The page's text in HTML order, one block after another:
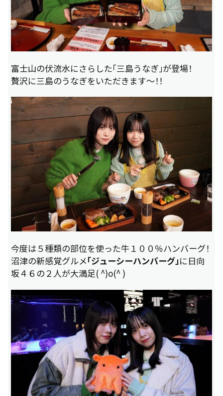
富士山の伏流水にさらした「三島うなぎ」が登場！
贅沢に三島のうなぎをいただきます～！！
今度は５種類の部位を使った牛１００％ハンバーグ！
沼津の新感覚グルメ「ジューシーハンバーグ」に日向
坂４６の２人が大満足( ^)o(^ )